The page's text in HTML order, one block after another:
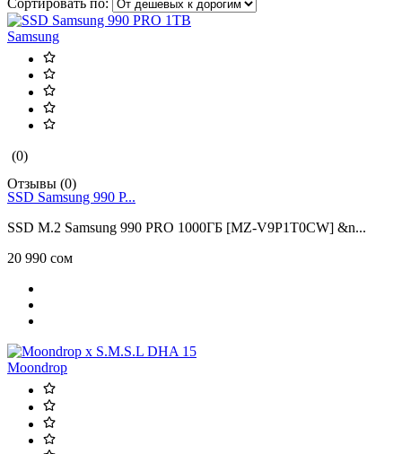
Samsung
(0)
Отзывы (0)
SSD Samsung 990 P...
SSD M.2 Samsung 990 PRO 1000ГБ [MZ-V9P1T0CW] &n...
20 990 сом
Moondrop